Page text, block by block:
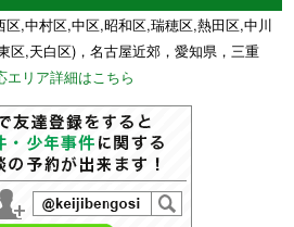
,中村区,中区,昭和区,瑞穂区,熱田区,中川
区,天白区)，名古屋近郊，愛知県，三重
エリア詳細はこちら